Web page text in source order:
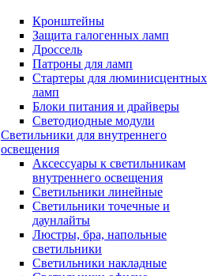
Кронштейны
Защита галогенных ламп
Дроссель
Патроны для ламп
Стартеры для люминисцентных
ламп
Блоки питания и драйверы
Светодиодные модули
Светильники для внутреннего
освещения
Аксессуары к светильникам
внутреннего освещения
Светильники линейные
Светильники точечные и
даунлайты
Люстры, бра, напольные
светильники
Светильники накладные